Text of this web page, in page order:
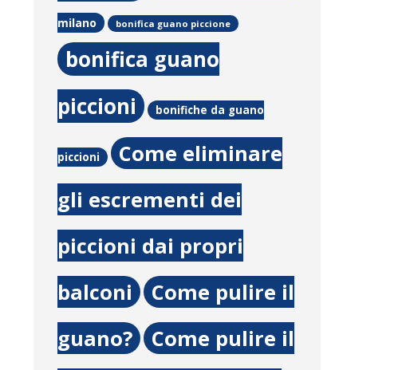
milano bonifica guano piccione
bonifica guano
piccioni
bonifiche da guano
piccioni
Come eliminare
gli escrementi dei
piccioni dai propri
balconi
Come pulire il
guano?
Come pulire il